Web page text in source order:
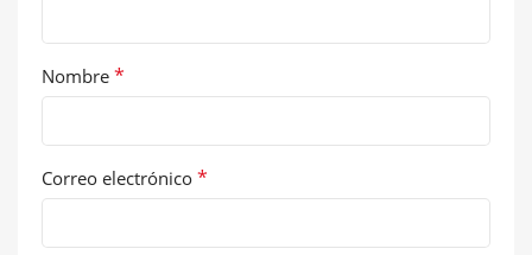
Nombre *
Correo electrónico *